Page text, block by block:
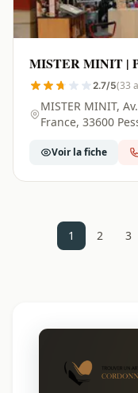
MISTER MINIT |
2.7/5(33
MISTER MINIT,
France, 33600
Voir la fiche
1 2 3